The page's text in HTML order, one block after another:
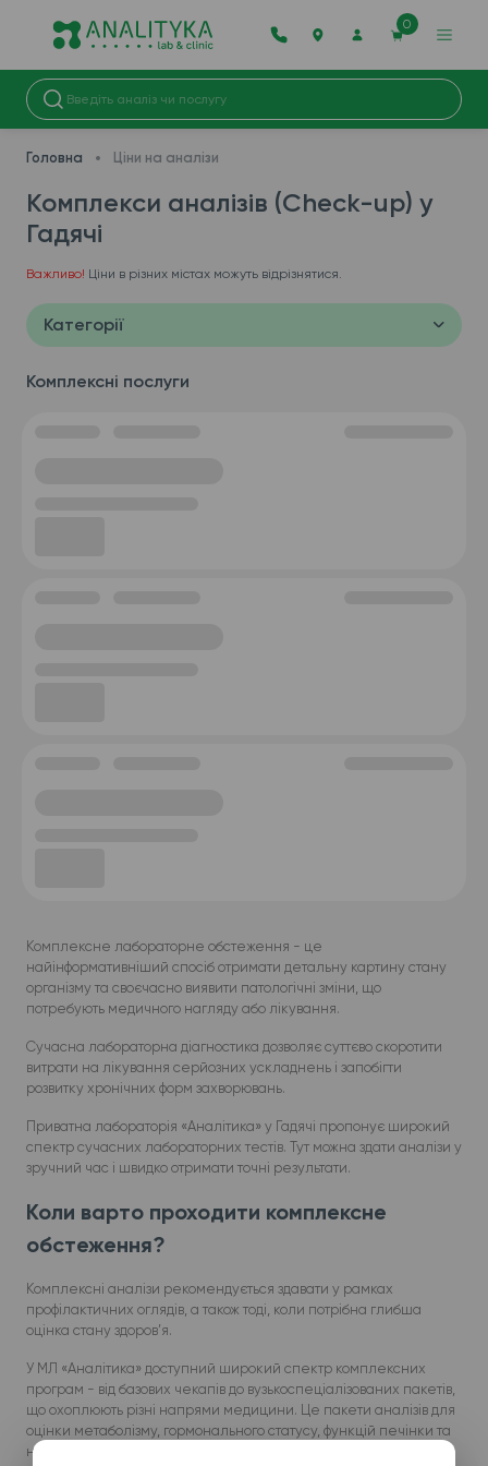
0
Головна Ціни на аналізи
Комплекси аналізів (Check-up) у
Гадячі
Важливо! Ціни в різних містах можуть відрізнятися.
Категорії
Комплексні послуги
Комплексне лабораторне обстеження - це
найінформативніший спосіб отримати детальну картину стану
організму та своєчасно виявити патологічні зміни, що
потребують медичного нагляду або лікування.
Сучасна лабораторна діагностика дозволяє суттєво скоротити
витрати на лікування серйозних ускладнень і запобігти
розвитку хронічних форм захворювань.
Приватна лабораторія «Аналітика» у Гадячі пропонує широкий
спектр сучасних лабораторних тестів. Тут можна здати аналізи у
зручний час і швидко отримати точні результати.
Коли варто проходити комплексне
обстеження?
Комплексні аналізи рекомендується здавати у рамках
профілактичних оглядів, а також тоді, коли потрібна глибша
оцінка стану здоров’я.
У МЛ «Аналітика» доступний широкий спектр комплексних
програм - від базових чекапів до вузькоспеціалізованих пакетів,
що охоплюють різні напрями медицини. Це пакети аналізів для
оцінки метаболізму, гормонального статусу, функцій печінки та
нирок, серцево-судинного ризику, репродуктивного здоров’я,